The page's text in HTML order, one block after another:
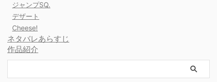
ジャンプSQ.
デザート
Cheese!
ネタバレあらすじ
作品紹介